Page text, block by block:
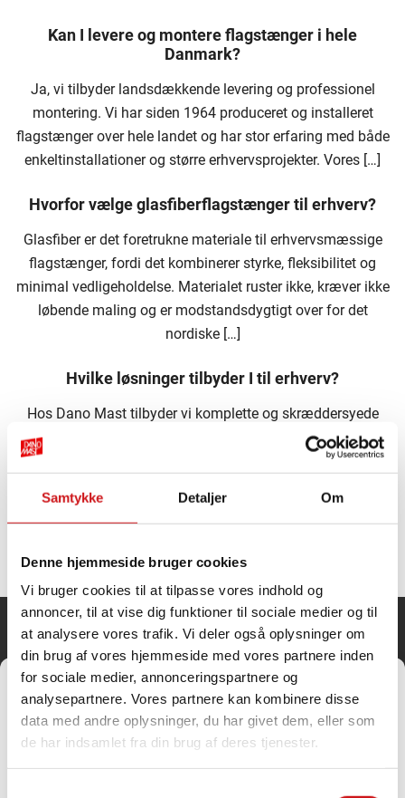
Samtykke Detaljer Om
Denne hjemmeside bruger cookies
Vi bruger cookies til at tilpasse vores indhold og
annoncer, til at vise dig funktioner til sociale medier og til
at analysere vores trafik. Vi deler også oplysninger om
din brug af vores hjemmeside med vores partnere inden
for sociale medier, annonceringspartnere og
analysepartnere. Vores partnere kan kombinere disse
data med andre oplysninger, du har givet dem, eller som
de har indsamlet fra din brug af deres tjenester.
Administrer samtykke til
cookies
For at give dig de bedste oplevelser bruger vi teknologier som cookies til at
gemme og/eller få adgang til enhedsoplysninger. Hvis du giver dit
Kan I levere og montere flagstænger i hele
Danmark?
Ja, vi tilbyder landsdækkende levering og professionel
montering. Vi har siden 1964 produceret og installeret
flagstænger over hele landet og har stor erfaring med både
enkeltinstallationer og større erhvervsprojekter. Vores […]
Hvorfor vælge glasfiberflagstænger til erhverv?
Glasfiber er det foretrukne materiale til erhvervsmæssige
flagstænger, fordi det kombinerer styrke, fleksibilitet og
minimal vedligeholdelse. Materialet ruster ikke, kræver ikke
løbende maling og er modstandsdygtigt over for det
nordiske […]
Hvilke løsninger tilbyder I til erhverv?
Hos Dano Mast tilbyder vi komplette og skræddersyede
flagløsninger til virksomheder, industri, detailhandel,
kontormiljøer og offentlige institutioner. Vi leverer
specialproducerede reklameflag samt alt nødvendigt […]
Dano Mast A/S
Nøragervej 1
6682 Hovborg